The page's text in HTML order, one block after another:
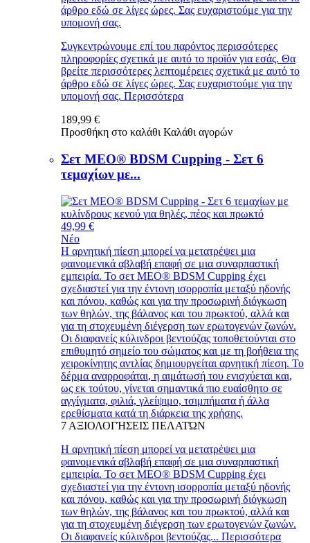
άρθρο εδώ σε λίγες ώρες. Σας ευχαριστούμε για την
υπομονή σας.
Συγκεντρώνουμε επί του παρόντος περισσότερες
πληροφορίες σχετικά με αυτό το προϊόν για εσάς. Θα
βρείτε περισσότερες λεπτομέρειες σχετικά με αυτό το
άρθρο εδώ σε λίγες ώρες. Σας ευχαριστούμε για την
υπομονή σας. Περισσότερα
189,99 €
Προσθήκη στο καλάθι Καλάθι αγορών
Σετ MEO® BDSM Cupping - Σετ 6
τεμαχίων με...
49,99 €
Νέο
Η αρνητική πίεση μπορεί να μετατρέψει μια
φαινομενικά αβλαβή επαφή σε μια συναρπαστική
εμπειρία. Το σετ MEO® BDSM Cupping έχει
σχεδιαστεί για την έντονη ισορροπία μεταξύ ηδονής
και πόνου, καθώς και για την προσωρινή διόγκωση
των θηλών, της βάλανος και του πρωκτού, αλλά και
για τη στοχευμένη διέγερση των ερωτογενών ζωνών.
Οι διαφανείς κύλινδροι βεντούζας τοποθετούνται στο
επιθυμητό σημείο του σώματος και με τη βοήθεια της
χειροκίνητης αντλίας δημιουργείται αρνητική πίεση. Το
δέρμα αναρροφάται, η αιμάτωσή του ενισχύεται και,
ως εκ τούτου, γίνεται σημαντικά πιο ευαίσθητο σε
αγγίγματα, φιλιά, γλείψιμο, τσιμπήματα ή άλλα
ερεθίσματα κατά τη διάρκεια της χρήσης.
7 ΑΞΙΟΛΟΓΉΣΕΙΣ ΠΕΛΑΤΏΝ
Η αρνητική πίεση μπορεί να μετατρέψει μια
φαινομενικά αβλαβή επαφή σε μια συναρπαστική
εμπειρία. Το σετ MEO® BDSM Cupping έχει
σχεδιαστεί για την έντονη ισορροπία μεταξύ ηδονής
και πόνου, καθώς και για την προσωρινή διόγκωση
των θηλών, της βάλανος και του πρωκτού, αλλά και
για τη στοχευμένη διέγερση των ερωτογενών ζωνών.
Οι διαφανείς κύλινδροι βεντούζας... Περισσότερα